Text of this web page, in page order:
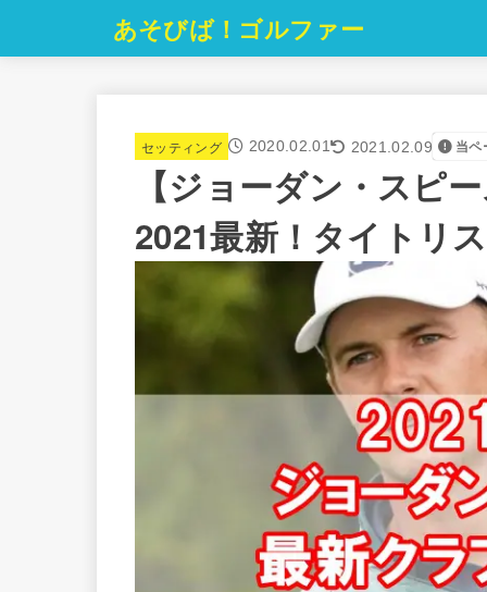
あそびば！ゴルファー
セッティング 2020.02.01 2021.02.09 当ペ
【ジョーダン・スピ
2021最新！タイトリ